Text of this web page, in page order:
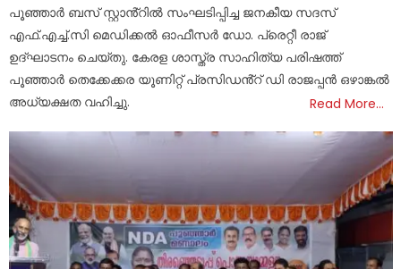
പൂഞ്ഞാർ ബസ് സ്റ്റാൻ്റിൽ സംഘടിപ്പിച്ച ജനകീയ സദസ്
എഫ്.എച്ച്.സി മെഡിക്കൽ ഓഫീസർ ഡോ. പ്രെറ്റീ രാജ്
ഉദ്ഘാടനം ചെയ്തു. കേരള ശാസ്ത്ര സാഹിത്യ പരിഷത്ത്
പൂഞ്ഞാർ തെക്കേക്കര യൂണിറ്റ് പ്രസിഡൻ്റ് ഡി രാജപ്പൻ ഒഴാങ്കൽ
അധ്യക്ഷത വഹിച്ചു.
Read More…